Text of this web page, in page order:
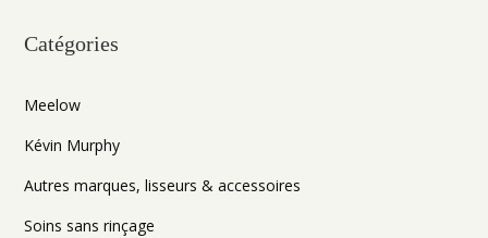
Catégories
Meelow
Kévin Murphy
Autres marques, lisseurs & accessoires
Soins sans rinçage